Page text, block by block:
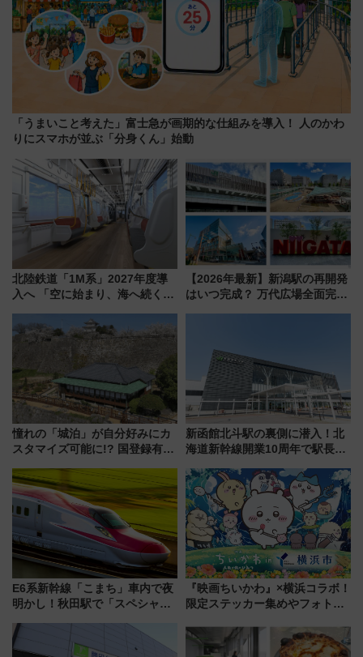
「うまいこと考えた」富士急が画期的な仕組みを導入！ 人のかわ
りにスマホが並ぶ「分身くん」始動
北陸鉄道「1M系」2027年度導
入へ 「空に始まり、海へ続く」
神秘的なデザイン
【2026年最新】新潟駅の再開発
はいつ完成？ 万代広場全面完成
憧れの「城泊」が自分好みにカ
スタマイズ可能に!? 国登録有形
にオーダーメイド型の宿泊プラ
ンが誕生！
新函館北斗駅の裏側に潜入！北
海道新幹線開業10周年で駅長
ト 参加方法や体験内容を紹介
E6系新幹線「こまち」車内で夜
明かし！秋田駅で「スペシャル
法は？
『映画ちいかわ』×横浜コラボ！
限定ステッカー集めやフォトス
いを満喫しよう（花火鑑賞会応
募は7/12まで！）